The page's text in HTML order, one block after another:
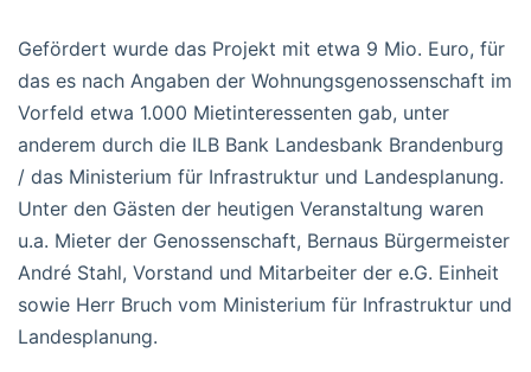
Gefördert wurde das Projekt mit etwa 9 Mio. Euro, für
das es nach Angaben der Wohnungsgenossenschaft im
Vorfeld etwa 1.000 Mietinteressenten gab, unter
anderem durch die ILB Bank Landesbank Brandenburg
/ das Ministerium für Infrastruktur und Landesplanung.
Unter den Gästen der heutigen Veranstaltung waren
u.a. Mieter der Genossenschaft, Bernaus Bürgermeister
André Stahl, Vorstand und Mitarbeiter der e.G. Einheit
sowie Herr Bruch vom Ministerium für Infrastruktur und
Landesplanung.